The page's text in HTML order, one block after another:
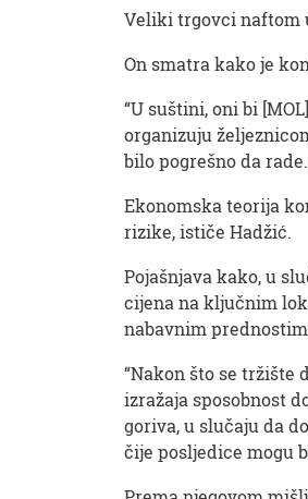
Veliki trgovci naftom
On smatra kako je
“U suštini, oni bi
organizuju
bilo pogrešno da
Ekonomska teorija
rizike, ističe Hadžić.
Pojašnjava kako, u
cijena na ključnim
nabavnim
“Nakon što se tržište
izražaja sposobnost
goriva, u slučaju da
čije posljedice mogu